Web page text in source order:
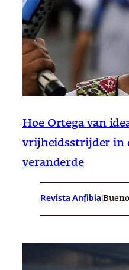
Hoe Ortega van
vrijheidsstrijder in
veranderde
Revista Anfibia